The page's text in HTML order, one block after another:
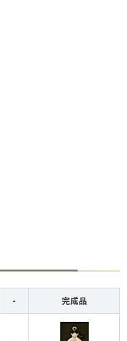
- 完成品